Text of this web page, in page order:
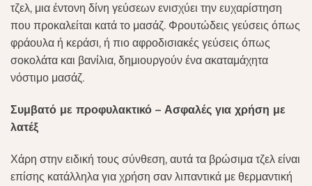
τζελ, μια έντονη δίνη γεύσεων ενισχύει την ευχαρίστηση
που προκαλείται κατά το μασάζ. Φρουτώδεις γεύσεις όπως
φράουλα ή κεράσι, ή πιο αφροδισιακές γεύσεις όπως
σοκολάτα και βανίλια, δημιουργούν ένα ακαταμάχητα
νόστιμο μασάζ.
Συμβατό με προφυλακτικό – Ασφαλές για χρήση με
λατέξ
Χάρη στην ειδική τους σύνθεση, αυτά τα βρώσιμα τζελ είναι
επίσης κατάλληλα για χρήση σαν λιπαντικά με θερμαντική